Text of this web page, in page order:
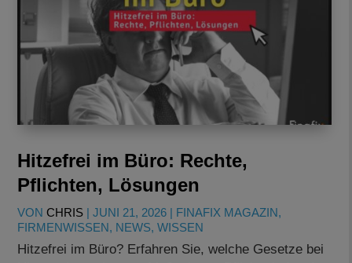
Hitzefrei im Büro: Rechte,
Pflichten, Lösungen
VONCHRIS |JUNI 21, 2026 | FINAFIX MAGAZIN,
FIRMENWISSEN, NEWS,WISSEN
Hitzefrei im Büro? Erfahren Sie, welche Gesetze bei